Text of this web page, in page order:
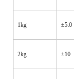
1kg ±5.0
2kg ±10